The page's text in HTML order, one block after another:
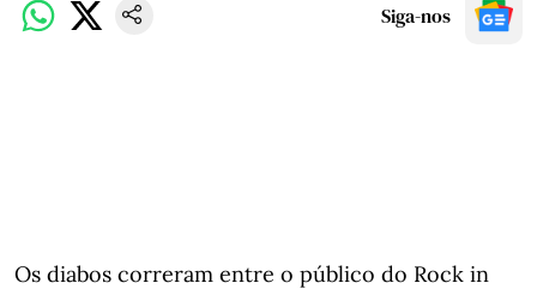
Siga-nos
Os diabos correram entre o público do Rock in